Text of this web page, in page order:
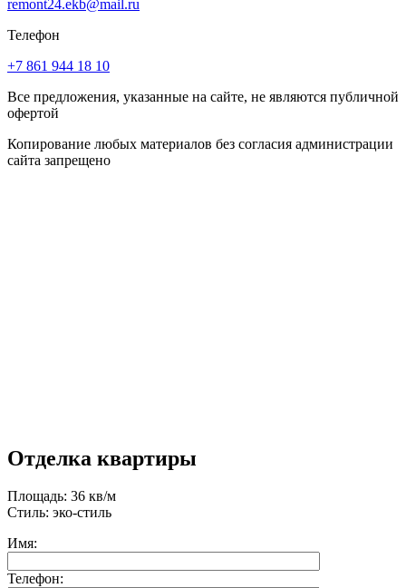
remont24.ekb@mail.ru
Телефон
+7 861 944 18 10
Все предложения, указанные на сайте, не являются публичной
офертой
Копирование любых материалов без согласия администрации
сайта запрещено
Отделка квартиры
Площадь: 36 кв/м
Стиль: эко-стиль
Имя:
Телефон: